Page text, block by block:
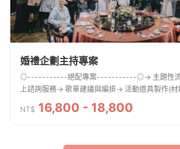
婚禮企劃主持專案
◎-----------絕配專案-----------◎→ 主題性流
上諮詢服務→ 歌單建議與編排→ 活動道具製作(材
費）→ 婚禮當日彩排→ 婚禮當日主持人員安排：
控』 Total：兩位...
NT$ 16,800 - 18,800